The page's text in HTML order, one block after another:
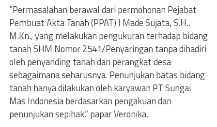
“Permasalahan berawal dari permohonan Pejabat
Pembuat Akta Tanah (PPAT) I Made Sujata, S.H.,
M.Kn., yang melakukan pengukuran terhadap bidang
tanah SHM Nomor 2541/Penyaringan tanpa dihadiri
oleh penyanding tanah dan perangkat desa
sebagaimana seharusnya. Penunjukan batas bidang
tanah hanya dilakukan oleh karyawan PT Sungai
Mas Indonesia berdasarkan pengakuan dan
penunjukan sepihak,” papar Veronika.